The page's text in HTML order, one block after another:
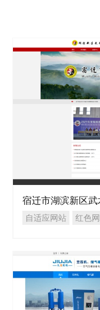
宿迁市湖滨新区
自适应网站 红色